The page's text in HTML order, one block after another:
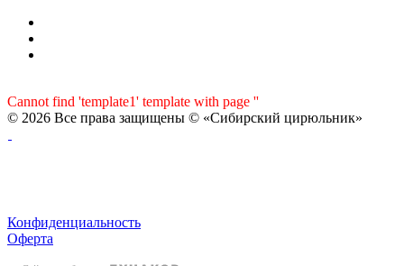
Cannot find 'template1' template with page ''
© 2026 Все права защищены © «Сибирский цирюльник»
Конфиденциальность
Оферта